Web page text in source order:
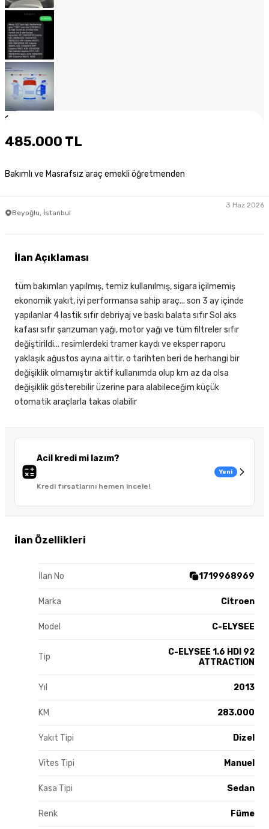
1
485.000 TL
Bakımlı ve Masrafsız araç emekli öğretmenden
Beyoğlu, İstanbul
3 Haz 2026
Acil kredi mi lazım?
Kredi fırsatlarını hemen incele!
Yeni
İlan Özellikleri
İlan No 1719968969
Marka Citroen
Model C-ELYSEE
Tip
C-ELYSEE 1.6 HDI 92
ATTRACTION
Yıl 2013
KM 283.000
Yakıt Tipi Dizel
Vites Tipi Manuel
Kasa Tipi Sedan
Renk Füme
İlan Açıklaması
tüm bakımları yapılmış, temiz kullanılmış, sigara içilmemiş
ekonomik yakıt, iyi performansa sahip araç... son 3 ay içinde
yapılanlar 4 lastik sıfır debriyaj ve baskı balata sıfır Sol aks
kafası sıfır şanzuman yağı, motor yağı ve tüm filtreler sıfır
değiştirildi... resimlerdeki tramer kaydı ve eksper raporu
yaklaşık ağustos ayına aittir. o tarihten beri de herhangi bir
değişiklik olmamıştır aktif kullanımda olup km az da olsa
değişiklik gösterebilir üzerine para alabileceğim küçük
otomatik araçlarla takas olabilir